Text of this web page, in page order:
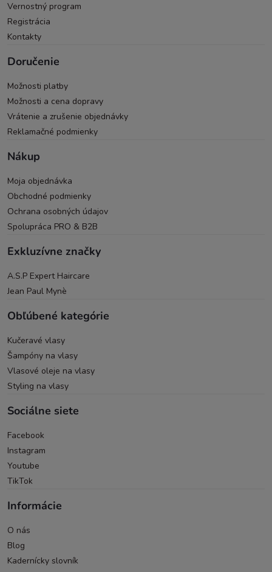
Vernostný program
Registrácia
Kontakty
Doručenie
Možnosti platby
Možnosti a cena dopravy
Vrátenie a zrušenie objednávky
Reklamačné podmienky
Nákup
Moja objednávka
Obchodné podmienky
Ochrana osobných údajov
Spolupráca PRO & B2B
Exkluzívne značky
A.S.P Expert Haircare
Jean Paul Mynè
Obľúbené kategórie
Kučeravé vlasy
Šampóny na vlasy
Vlasové oleje na vlasy
Styling na vlasy
Sociálne siete
Facebook
Instagram
Youtube
TikTok
Informácie
O nás
Blog
Kadernícky slovník